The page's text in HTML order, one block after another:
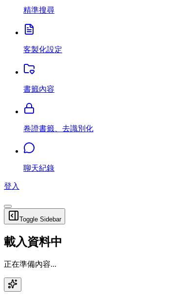
精準搜尋
客製化設定
書籤內容
卷證書籤、去識別化
聊天紀錄
登入
Toggle Sidebar
載入資料中
正在準備內容...